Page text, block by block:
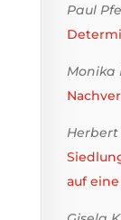
Paul
Monika
Herbert
auf